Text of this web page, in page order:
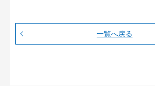
一覧へ戻る